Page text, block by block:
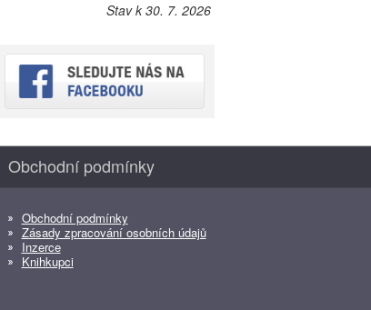
Stav k 30. 7. 2026
Obchodní podmínky
Obchodní podmínky
Zásady zpracování osobních údajů
Inzerce
Knihkupci